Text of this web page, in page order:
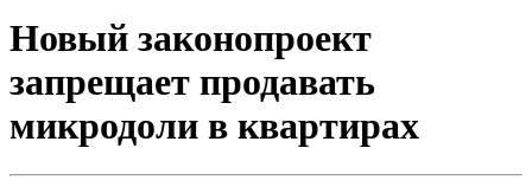
Новый законопроект
запрещает продавать
микродоли в квартирах